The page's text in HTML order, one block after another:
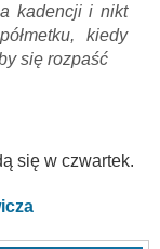
kadencji i nikt
kiedy
się rozpaść
się w czwartek.